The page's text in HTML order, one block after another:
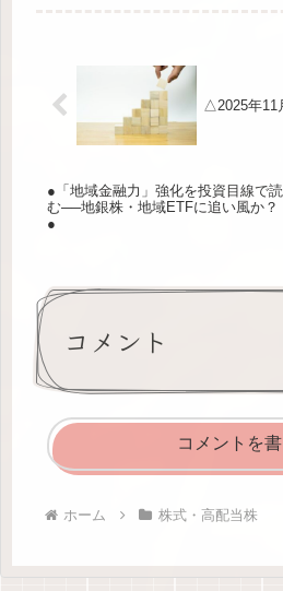
△2025年11
●「地域金融力」強化を投資目線で読
む──地銀株・地域ETFに追い風か？
●
コメント
コメントを
ホーム 株式・高配当株